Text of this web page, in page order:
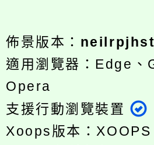
佈景版本：
適用瀏覽器：Edge
Opera
支援行動瀏覽裝置
Xoops版本：